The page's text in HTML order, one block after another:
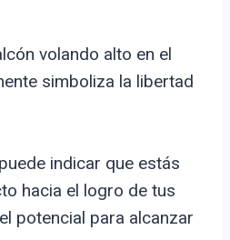
volando alto en el
simboliza la libertad
indicar que estás
hacia el logro de tus
potencial para alcanzar